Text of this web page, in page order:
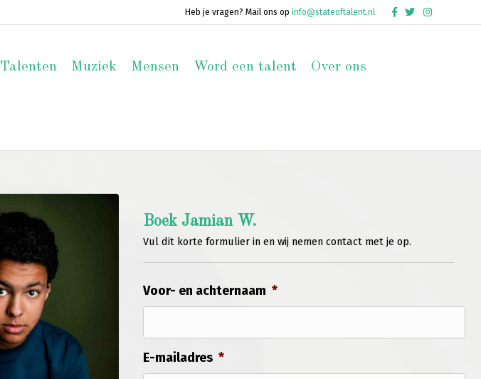
Heb je vragen? Mail ons op info@stateoftalent.nl Facebook
TwitterInstagram
Talenten Muziek Mensen Word een talent Over ons
Boek Jamian W.
Vul dit korte formulier in en wij nemen contact met je op.
Voor- en achternaam *
E-mailadres *